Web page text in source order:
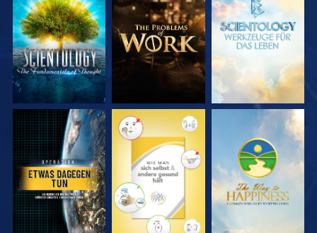
SERIE
ENTDECKEN
SERIE
ENTDECKEN
SERIE
ENTDECKEN
ANSEHEN ANSEHEN ANSEHEN